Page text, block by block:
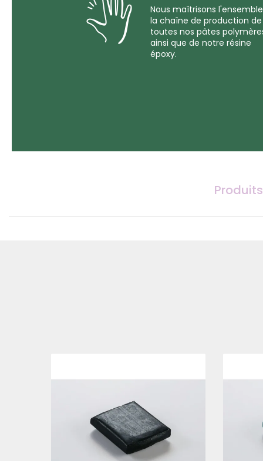
Nous maîtrisons
la chaîne de production de
toutes nos pâtes
ainsi que de notre résine
époxy.